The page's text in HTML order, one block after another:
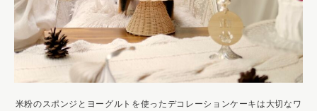
米粉のスポンジとヨーグルトを使ったデコレーションケーキは大切なワ